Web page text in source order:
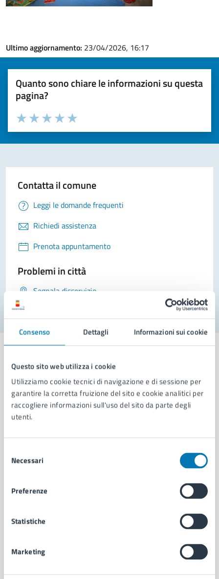
Consenso Dettagli Informazioni sui cookie
Questo sito web utilizza i cookie
Utilizziamo cookie tecnici di navigazione e di sessione per
garantire la corretta fruizione del sito e cookie analitici per
raccogliere informazioni sull'uso del sito da parte degli
utenti.
delNecessari
Preferenze
Statistiche
Marketing
Ultimo aggiornamento: 23/04/2026, 16:17
Quanto sono chiare le informazioni su questa
pagina?
Valuta la chiarezza delle informazioni (da 1 a 5 stelle)
Seleziona il numero di stelle per valutare la chiarezza delle
Valuta 5 stelle su 5
Valuta 4 stelle su 5
Valuta 3 stelle su 5
Valuta 2 stelle su 5
Valuta 1 stelle su 5
Contatta il comune
Leggi le domande frequenti
Richiedi assistenza
Prenota appuntamento
Problemi in città
Segnala disservizio
Comune di Napoli
AMMINISTRAZIONE
Municipalità
Uffici
Politici
Intranet, posta aziendale e protocollo
CATEGORIE DI SERVIZIO